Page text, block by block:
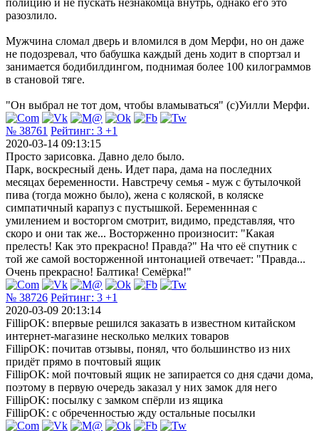
разозлило.
Мужчина сломал дверь и вломился в дом Мерфи, но он даже
не подозревал, что бабушка каждый день ходит в спортзал и
занимается бодибилдингом, поднимая более 100 килограммов
в становой тяге.
"Он выбрал не тот дом, чтобы вламываться" (c)Уилли Мерфи.
№ 38761 Рейтинг: 3 +1
2020-03-14 09:13:15
Просто зарисовка. Давно дело было.
Парк, воскресный день. Идет пара, дама на последних
месяцах беременности. Навстречу семья - муж с бутылочкой
пива (тогда можно было), жена с коляской, в коляске
симпатичный карапуз с пустышкой. Беременнная с
умилением и восторгом смотрит, видимо, представляя, что
скоро и они так же... Восторженно произносит: "Какая
прелесть! Как это прекрасно! Правда?" На что её спутник с
той же самой восторженной интонацией отвечает: "Правда...
Очень прекрасно! Балтика! Семёрка!"
№ 38726 Рейтинг: 3 +1
2020-03-09 20:13:14
FillipOK: впервые решился заказать в известном китайском
интернет-магазине несколько мелких товаров
FillipOK: почитав отзывы, понял, что большинство из них
придёт прямо в почтовый ящик
FillipOK: мой почтовый ящик не запирается со дня сдачи дома,
поэтому в первую очередь заказал у них замок для него
FillipOK: посылку с замком спёрли из ящика
FillipOK: с обреченностью жду остальные посылки